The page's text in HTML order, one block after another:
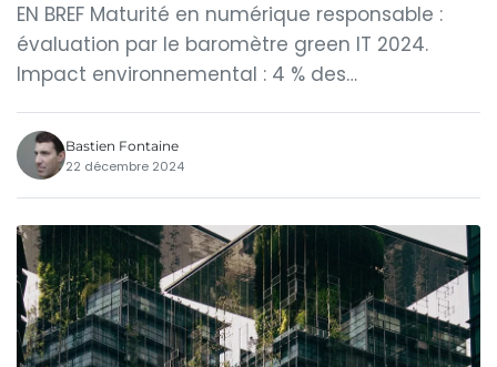
EN BREF Maturité en numérique responsable :
évaluation par le baromètre green IT 2024.
Impact environnemental : 4 % des…
Bastien Fontaine
22 décembre 2024